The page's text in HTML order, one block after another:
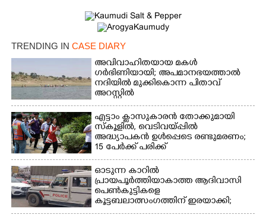
TRENDING IN CASE DIARY
അവിവാഹിതയായ മകൾ
ഗർഭിണിയായി; അപമാനഭയത്താൽ
നദിയിൽ മുക്കികൊന്ന പിതാവ്
അറസ്റ്റിൽ
എട്ടാം ക്ളാസുകാരൻ തോക്കുമായി
സ്കൂളിൽ, വെടിവയ്പ്പിൽ
അദ്ധ്യാപകൻ ഉൾപ്പെടെ രണ്ടുമരണം;
15 പേർക്ക് പരിക്ക്
ഓടുന്ന കാറിൽ
പ്രായപൂർത്തിയാകാത്ത ആദിവാസി
പെൺകുട്ടികളെ
കൂട്ടബലാത്സംഗത്തിന് ഇരയാക്കി;
മൂന്ന് പേർ പിടിയിൽ
Share this link